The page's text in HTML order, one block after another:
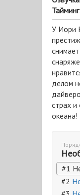
У Иори
делом
страх и
океана!
#1
#2